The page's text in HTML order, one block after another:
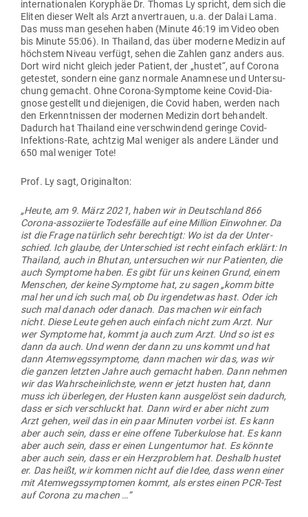
inter­na­tio­nalen Koryphäe Dr. Thomas Ly spricht, dem sich die
Eliten dieser Welt als Arzt anver­trauen, u.a. der Dalai Lama.
Das muss man gesehen haben (Minute 46:19 im Video oben
bis Minute 55:06). In Thailand, das über moderne Medizin auf
höchstem Niveau verfügt, sehen die Zahlen ganz anders aus.
Dort wird nicht gleich jeder Patient, der „hustet“, auf Corona
getestet, sondern eine ganz normale Ana­mnese und Unter­su­
chung gemacht. Ohne Corona-Sym­ptome keine Covid-Dia­
gnose gestellt und die­je­nigen, die Covid haben, werden nach
den Erkennt­nissen der modernen Medizin dort behandelt.
Dadurch hat Thailand eine ver­schwindend geringe Covid-
Infek­tions-Rate, achtzig Mal weniger als andere Länder und
650 mal weniger Tote!
Prof. Ly sagt, Originalton:
„Heute, am 9. März 2021, haben wir in Deutschland 866
Corona-asso­zi­ierte Todes­fälle auf eine Million Ein­wohner. Da
ist die Frage natürlich sehr berechtigt: Wo ist da der Unter­
schied. Ich glaube, der Unter­schied ist recht einfach erklärt: In
Thailand, auch in Bhutan, unter­suchen wir nur Pati­enten, die
auch Sym­ptome haben. Es gibt für uns keinen Grund, einem
Men­schen, der keine Sym­ptome hat, zu sagen „komm bitte
mal her und ich such mal, ob Du irgend­etwas hast. Oder ich
such mal danach oder danach. Das machen wir einfach
nicht. Diese Leute gehen auch einfach nicht zum Arzt. Nur
wer Sym­ptome hat, kommt ja auch zum Arzt. Und so ist es
dann da auch. Und wenn der dann zu uns kommt und hat
dann Atem­wegs­sym­ptome, dann machen wir das, was wir
die ganzen letzten Jahre auch gemacht haben. Dann nehmen
wir das Wahr­schein­lichste, wenn er jetzt husten hat, dann
muss ich über­legen, der Husten kann aus­gelöst sein dadurch,
dass er sich ver­schluckt hat. Dann wird er aber nicht zum
Arzt gehen, weil das in ein paar Minuten vorbei ist. Es kann
aber auch sein, dass er eine offene Tuber­kulose hat. Es kann
aber auch sein, dass er einen Lun­gen­tumor hat. Es könnte
aber auch sein, dass er ein Herz­problem hat. Deshalb hustet
er. Das heißt, wir kommen nicht auf die Idee, dass wenn einer
mit Atem­wegs­sym­ptomen kommt, als erstes einen PCR-Test
auf Corona zu machen …“